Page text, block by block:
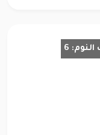
النوم: 6